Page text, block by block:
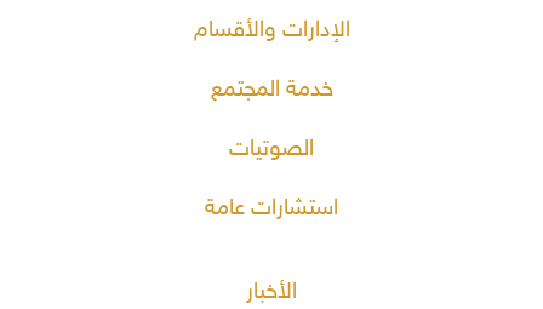
الإدارات والأقسام
خدمة المجتمع
الصوتيات
استشارات عامة
الأخبار